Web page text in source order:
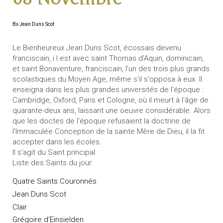
Bx Jean Duns Scot
Le Bienheureux Jean Duns Scot, écossais devenu
franciscain, i l est avec saint Thomas d'Aquin, dominicain,
et saint Bonaventure, franciscain, l'un des trois plus grands
scolastiques du Moyen Age, même s'il s'opposa à eux. Il
enseigna dans les plus grandes universités de l'époque :
Cambridge, Oxford, Paris et Cologne, où il meurt à l'âge de
quarante-deux ans, laissant une oeuvre considérable. Alors
que les doctes de l'époque refusaient la doctrine de
l'Immaculée Conception de la sainte Mère de Dieu, il la fit
accepter dans les écoles.
Il s'agit du Saint principal
Liste des Saints du jour:
Quatre Saints Couronnés
Jean Duns Scot
Clair
Grégoire d'Einsielden